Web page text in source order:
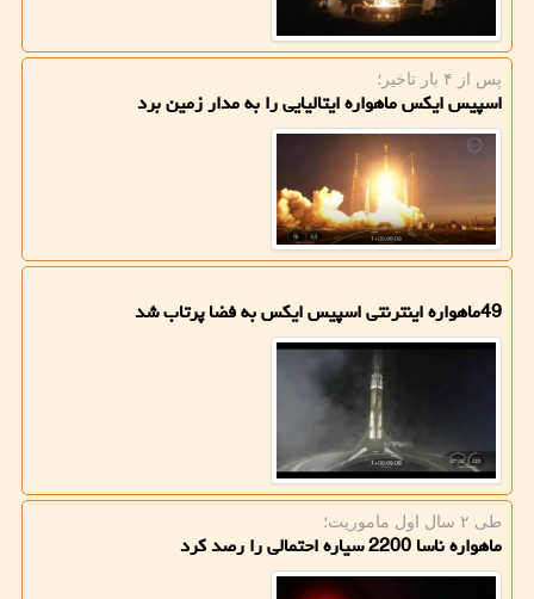
پس از ۴ بار تاخیر؛
اسپیس ایکس ماهواره ایتالیایی را به مدار زمین برد
49ماهواره اینترنتی اسپیس ایکس به فضا پرتاب شد
طی ۲ سال اول ماموریت؛
ماهواره ناسا 2200 سیاره احتمالی را رصد كرد